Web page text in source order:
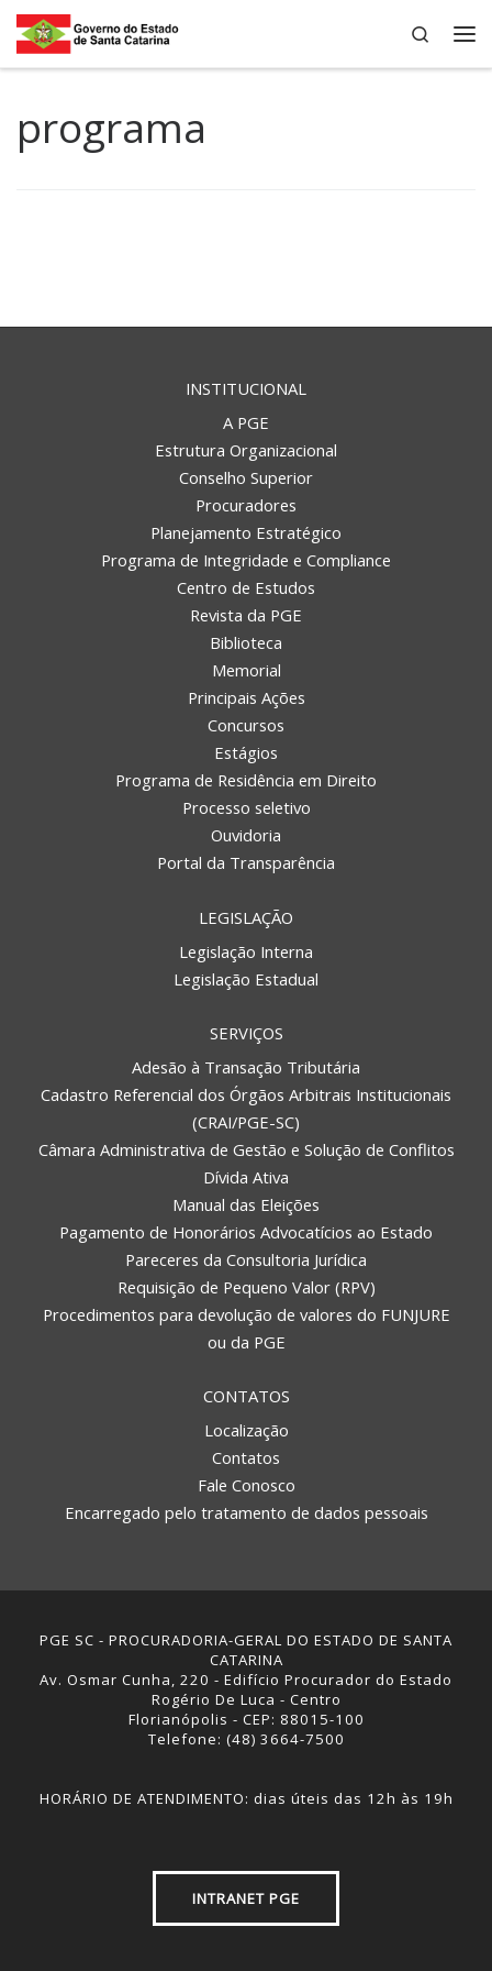
Skip to content
Search
programa
INSTITUCIONAL
A PGE
Estrutura Organizacional
Conselho Superior
Procuradores
Planejamento Estratégico
Programa de Integridade e Compliance
Centro de Estudos
Revista da PGE
Biblioteca
Memorial
Principais Ações
Concursos
Estágios
Programa de Residência em Direito
Processo seletivo
Ouvidoria
Portal da Transparência
LEGISLAÇÃO
Legislação Interna
Legislação Estadual
SERVIÇOS
Adesão à Transação Tributária
Cadastro Referencial dos Órgãos Arbitrais Institucionais
(CRAI/PGE-SC)
Câmara Administrativa de Gestão e Solução de Conflitos
Dívida Ativa
Manual das Eleições
Pagamento de Honorários Advocatícios ao Estado
Pareceres da Consultoria Jurídica
Requisição de Pequeno Valor (RPV)
Procedimentos para devolução de valores do FUNJURE
ou da PGE
CONTATOS
Localização
Contatos
Fale Conosco
Encarregado pelo tratamento de dados pessoais
PGE SC - PROCURADORIA-GERAL DO ESTADO DE SANTA
CATARINA
Av. Osmar Cunha, 220 - Edifício Procurador do Estado
Rogério De Luca - Centro
Florianópolis - CEP: 88015-100
Telefone: (48) 3664-7500
HORÁRIO DE ATENDIMENTO: dias úteis das 12h às 19h
INTRANET PGE